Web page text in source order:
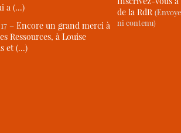
a (…)
–Encore un grand merci à
Ressources, à Louise
et (…)
de la RdR
ni contenu)